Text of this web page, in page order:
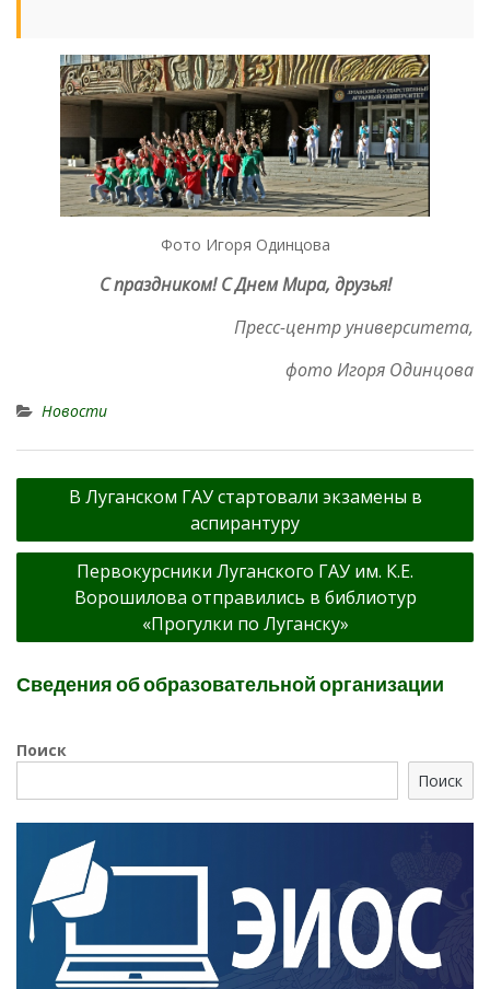
Фото Игоря Одинцова
С праздником! С Днем Мира, друзья!
Пресс-центр университета,
фото Игоря Одинцова
Новости
Навигация
записям
В Луганском ГАУ стартовали экзамены в
аспирантуру
Первокурсники Луганского ГАУ им. К.Е.
Ворошилова отправились в библиотур
«Прогулки по Луганску»
Сведения об образовательной организации
Поиск
Поиск